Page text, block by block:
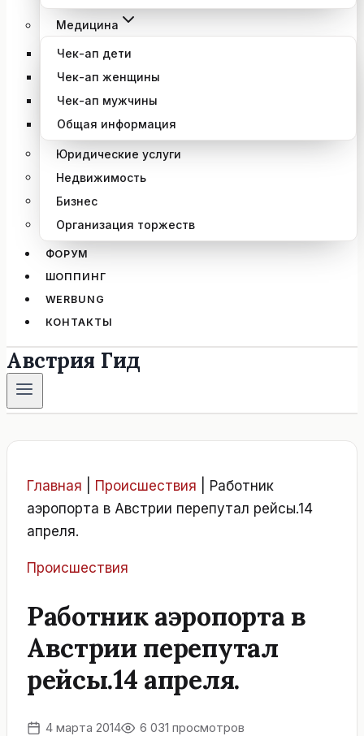
Медицина
Чек-ап дети
Чек-ап женщины
Чек-ап мужчины
Общая информация
Юридические услуги
Недвижимость
Бизнес
Организация торжеств
ФОРУМ
ШОППИНГ
WERBUNG
КОНТАКТЫ
Австрия Гид
Главная Происшествия
Работник
аэропорта в Австрии перепутал рейсы.14
апреля.
Происшествия
Работник аэропорта в
Австрии перепутал
рейсы.14 апреля.
4 марта 2014 6 031 просмотров